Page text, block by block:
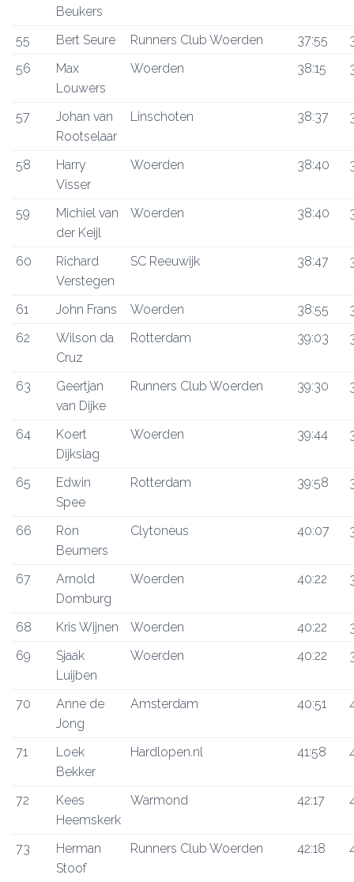
Beukers
55 Bert Seure Runners Club Woerden 37:55
56
Max
Louwers
Woerden 38:15
57
Johan van
Rootselaar
Linschoten 38:37
58
Harry
Visser
Woerden 38:40
59
Michiel van
der Keijl
Woerden 38:40
60
Richard
Verstegen
SC Reeuwijk 38:47
61 John Frans Woerden 38:55
62
Wilson da
Cruz
Rotterdam 39:03
63
Geertjan
van Dijke
Runners Club Woerden 39:30
64
Koert
Dijkslag
Woerden 39:44
65
Edwin
Spee
Rotterdam 39:58
66
Ron
Beumers
Clytoneus 40:07
67
Arnold
Domburg
Woerden 40:22
68 Kris Wijnen Woerden 40:22
69
Sjaak
Luijben
Woerden 40:22
70
Anne de
Jong
Amsterdam 40:51
71
Loek
Bekker
Hardlopen.nl 41:58
72
Kees
Heemskerk
Warmond 42:17
73
Herman
Stoof
Runners Club Woerden 42:18